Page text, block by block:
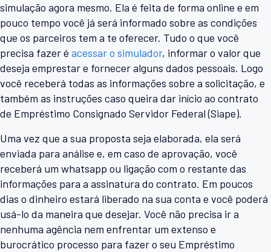
simulação agora mesmo. Ela é feita de forma online e em
pouco tempo você já será informado sobre as condições
que os parceiros tem a te oferecer. Tudo o que você
precisa fazer é acessar o simulador, informar o valor que
deseja emprestar e fornecer alguns dados pessoais. Logo
você receberá todas as informações sobre a solicitação, e
também as instruções caso queira dar início ao contrato
de Empréstimo Consignado Servidor Federal (Siape).
Uma vez que a sua proposta seja elaborada, ela será
enviada para análise e, em caso de aprovação, você
receberá um whatsapp ou ligação com o restante das
informações para a assinatura do contrato. Em poucos
dias o dinheiro estará liberado na sua conta e você poderá
usá-lo da maneira que desejar. Você não precisa ir a
nenhuma agência nem enfrentar um extenso e
burocrático processo para fazer o seu Empréstimo